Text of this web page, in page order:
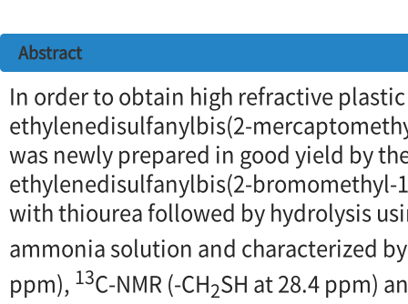
Abstract
In order to obtain high refractive
ethylenedisulfanylbis(2-
was newly prepared in good yield by
ethylenedisulfanylbis(2-bromomethyl-
with thiourea followed by hydrolysis
ammonia solution and characterized
ppm), 13C-NMR (-CH2SH at 28.4 ppm)